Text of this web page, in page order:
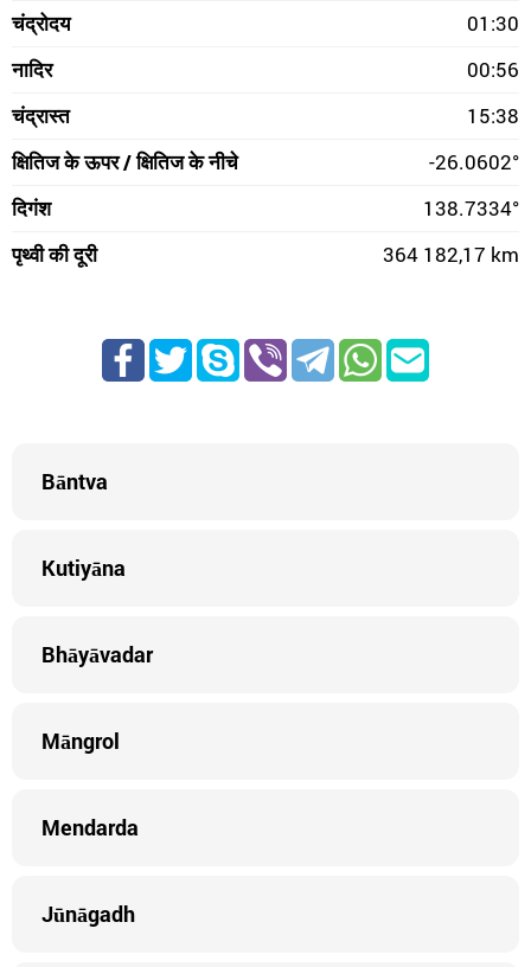
चंद्रोदय
01:30
नादिर
00:56
चंद्रास्त
15:38
क्षितिज के ऊपर / क्षितिज के नीचे
-26.0602°
दिगंश
138.7334°
पृथ्वी की दूरी
364 182,17 km
Bāntva
Kutiyāna
Bhāyāvadar
Māngrol
Mendarda
Jūnāgadh